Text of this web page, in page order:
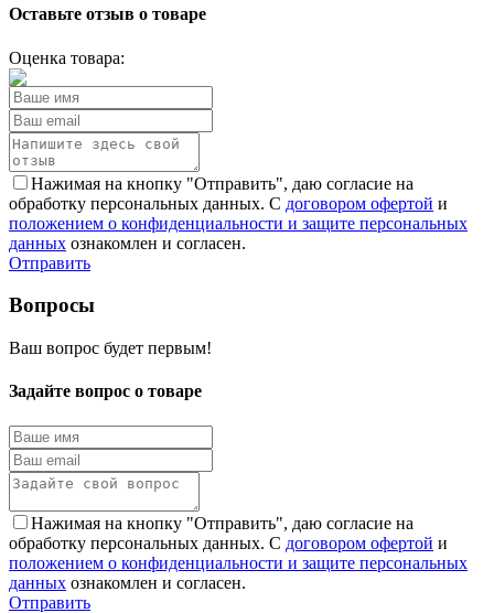
Оставьте отзыв о товаре
Оценка товара:
Нажимая на кнопку "Отправить", даю согласие на
обработку персональных данных. С договором офертой и
положением о конфиденциальности и защите персональных
данных ознакомлен и согласен.
Отправить
Вопросы
Ваш вопрос будет первым!
Задайте вопрос о товаре
Нажимая на кнопку "Отправить", даю согласие на
обработку персональных данных. С договором офертой и
положением о конфиденциальности и защите персональных
данных ознакомлен и согласен.
Отправить